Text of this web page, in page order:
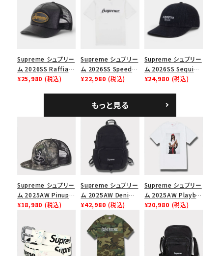
ノツイル キャンプキャ
ップ ブラック
Supreme シュプリー
ム 2026SS Raffia
Mesh Back 5-Panel
¥25,980 (税込)
Supreme シュプリー
ム 2026SS Speed
Tee スピードTシャツ
¥22,980 (税込)
Supreme シュプリー
ム 2026SS Sequin
Denim Classic
シックロゴ 6パネルキ
ャップ ブラック
¥24,980 (税込)
もっと見る
Supreme シュプリー
ム 2025AW Pinup
Mesh Back 5-Panel
ュバック 5パネルキャ
ップ トゥルーティン
バーHTC フォールカ
¥18,980 (税込)
Supreme シュプリー
ム 2025AW Denim
Backpack デニム バ
ックパック ブラック
¥42,980 (税込)
Supreme シュプリー
ム 2025AW Playboi
Carti Tee プレイボ
¥20,980 (税込)